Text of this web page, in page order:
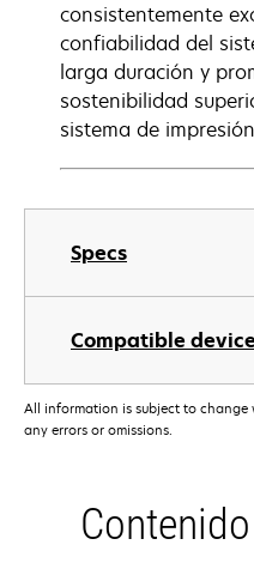
Specs
Compatible
consistentemente
confiabilidad del
larga duración y
sostenibilidad
sistema de
All information is subject to
any errors or omissions.